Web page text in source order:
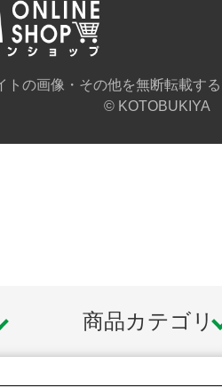
トの画像・その他を無断転載す
© KOTOBUKIYA
商品カテゴリ